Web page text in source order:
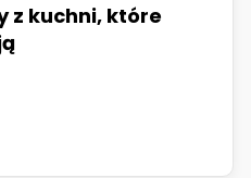
z kuchni, które